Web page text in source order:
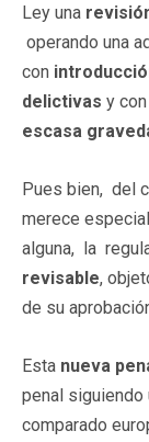
Ley una
operando una
con
delictivas y con
escasa
Pues bien, del
merece
alguna, la
revisable,
de su
Esta nueva
penal siguiendo
comparado